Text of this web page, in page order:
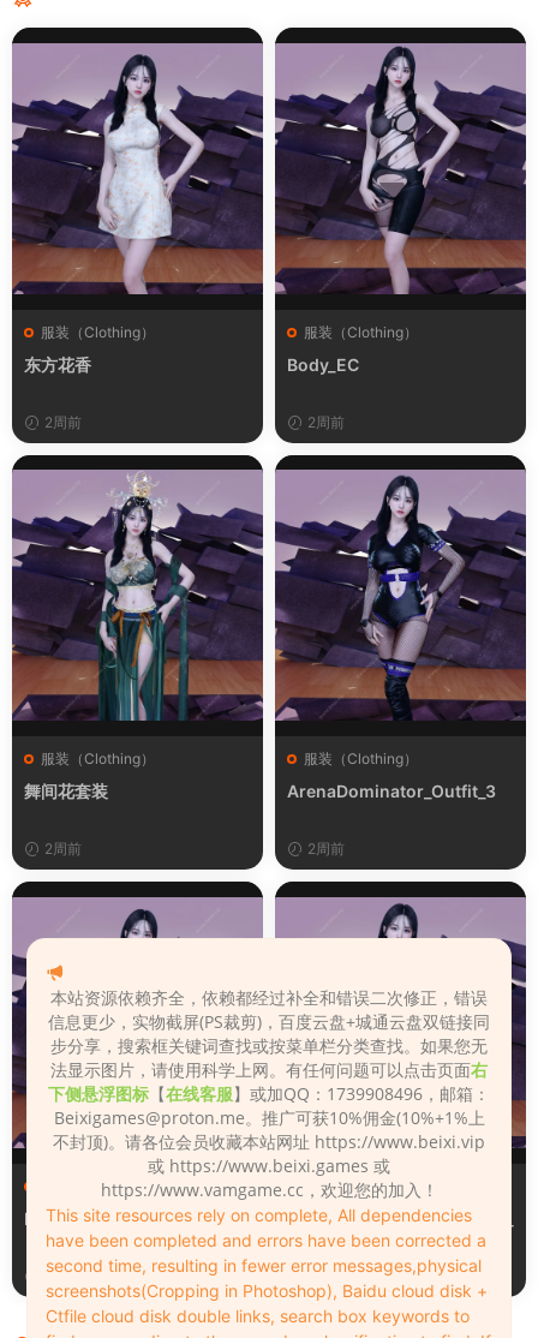
服装（Clothing）
东方花香
2周前
服装（Clothing）
Body_EC
2周前
服装（Clothing）
舞间花套装
2周前
服装（Clothing）
ArenaDominator_Outfit_3
2周前
服装（Clothing）
Leopard_print_office_suit
2周前
服装（Clothing）
Lacquer_leather_two_tone_
tight_mini_skirt
2周前
本站资源依赖齐全，依赖都经过补全和错误二次修正，错误
信息更少，实物截屏(PS裁剪)，百度云盘+城通云盘双链接同
步分享，搜索框关键词查找或按菜单栏分类查找。如果您无
法显示图片，请使用科学上网。有任何问题可以点击页面右
下侧悬浮图标 【在线客服】或加QQ：1739908496，邮箱：
Beixigames@proton.me。推广可获10%佣金(10%+1%上
不封顶)。请各位会员收藏本站网址 https://www.beixi.vip
或 https://www.beixi.games 或
https://www.vamgame.cc，欢迎您的加入！
This site resources rely on complete, All dependencies
have been completed and errors have been corrected a
second time, resulting in fewer error messages,physical
screenshots(Cropping in Photoshop), Baidu cloud disk +
Ctfile cloud disk double links, search box keywords to